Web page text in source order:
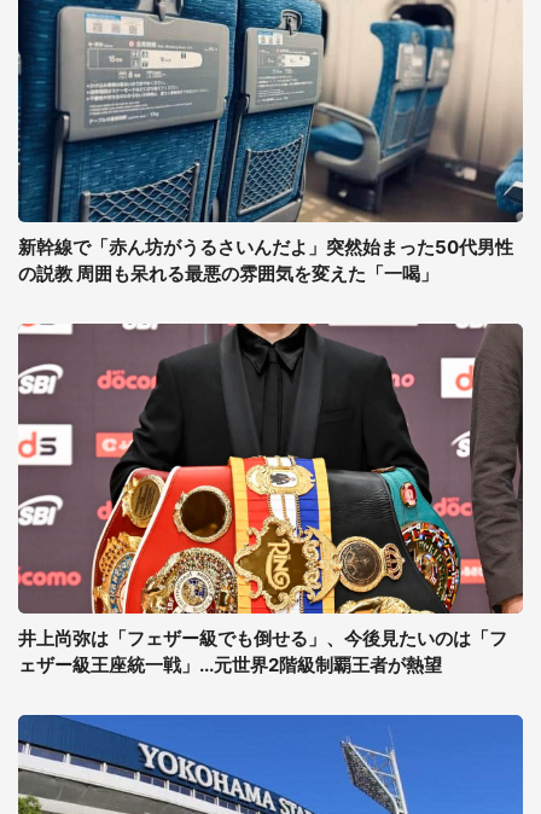
新幹線で「赤ん坊がうるさいんだよ」突然始まった50代男性
の説教 周囲も呆れる最悪の雰囲気を変えた「一喝」
井上尚弥は「フェザー級でも倒せる」、今後見たいのは「フ
ェザー級王座統一戦」...元世界2階級制覇王者が熱望